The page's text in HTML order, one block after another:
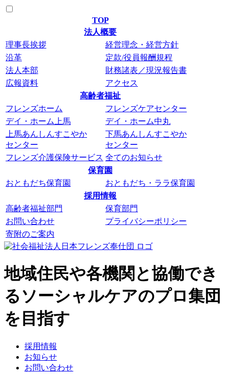
TOP
法人概要
理事長挨拶
経営理念・経営方針
沿革
定款/役員報酬規程
法人本部
財務諸表／現況報告書
広報資料
アクセス
高齢者福祉
フレンズホーム
フレンズケアセンター
デイ・ホーム上馬
デイ・ホーム中丸
上馬あんしんすこやか
センター
下馬あんしんすこやか
センター
フレンズ介護保険サービス 全てのお知らせ
保育園
おともだち保育園
おともだち・ララ保育園
採用情報
高齢者福祉部門
保育部門
お問い合わせ
プライバシーポリシー
寄附のご案内
地域住民や各機関と協働でき
るソーシャルケアのプロ集団
を目指す
採用情報
お知らせ
お問い合わせ